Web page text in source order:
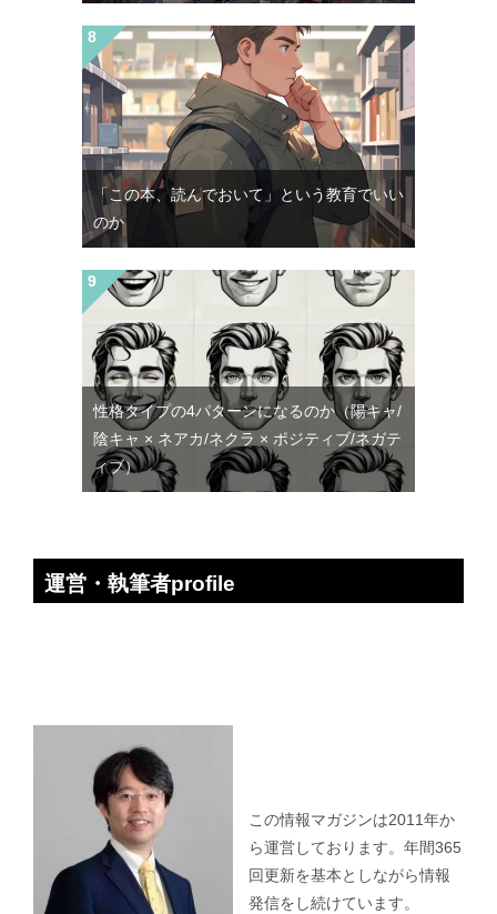
「この本、読んでおいて」という教育でいい
のか
性格タイプの4パターンになるのか（陽キャ/
陰キャ × ネアカ/ネクラ × ポジティブ/ネガテ
ィブ）
運営・執筆者profile
この情報マガジンは2011年か
ら運営しております。年間365
回更新を基本としながら情報
発信をし続けています。